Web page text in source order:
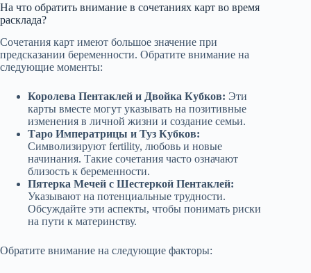
На что обратить внимание в сочетаниях карт во время
расклада?
Сочетания карт имеют большое значение при
предсказании беременности. Обратите внимание на
следующие моменты:
Королева Пентаклей и Двойка Кубков: Эти
карты вместе могут указывать на позитивные
изменения в личной жизни и создание семьи.
Таро Императрицы и Туз Кубков:
Символизируют fertility, любовь и новые
начинания. Такие сочетания часто означают
близость к беременности.
Пятерка Мечей с Шестеркой Пентаклей:
Указывают на потенциальные трудности.
Обсуждайте эти аспекты, чтобы понимать риски
на пути к материнству.
Обратите внимание на следующие факторы: